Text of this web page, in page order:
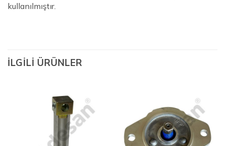
kullanılmıştır.
İLGILI ÜRÜNLER